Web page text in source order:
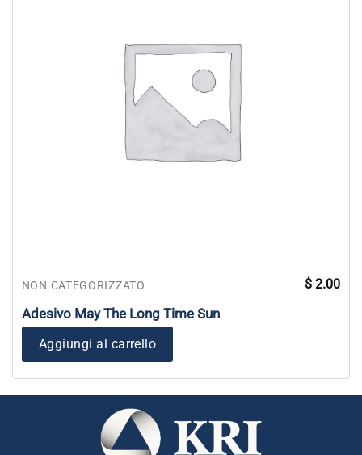
NON CATEGORIZZATO
Adesivo May The Long Time Sun
$ 2.00
Aggiungi al carrello